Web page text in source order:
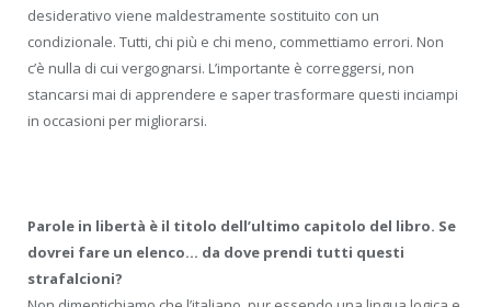
desiderativo viene maldestramente sostituito con un
condizionale. Tutti, chi più e chi meno, commettiamo errori. Non
c’è nulla di cui vergognarsi. L’importante è correggersi, non
stancarsi mai di apprendere e saper trasformare questi inciampi
in occasioni per migliorarsi.
Parole in libertà è il titolo dell’ultimo capitolo del libro. Se
dovrei fare un elenco… da dove prendi tutti questi
strafalcioni?